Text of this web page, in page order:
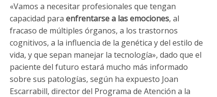
«Vamos a necesitar profesionales que tengan
capacidad para enfrentarse a las emociones, al
fracaso de múltiples órganos, a los trastornos
cognitivos, a la influencia de la genética y del estilo de
vida, y que sepan manejar la tecnología», dado que el
paciente del futuro estará mucho más informado
sobre sus patologías, según ha expuesto Joan
Escarrabill, director del Programa de Atención a la